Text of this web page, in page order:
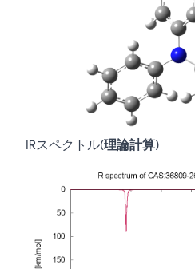
IRスペクトル(理論計算)